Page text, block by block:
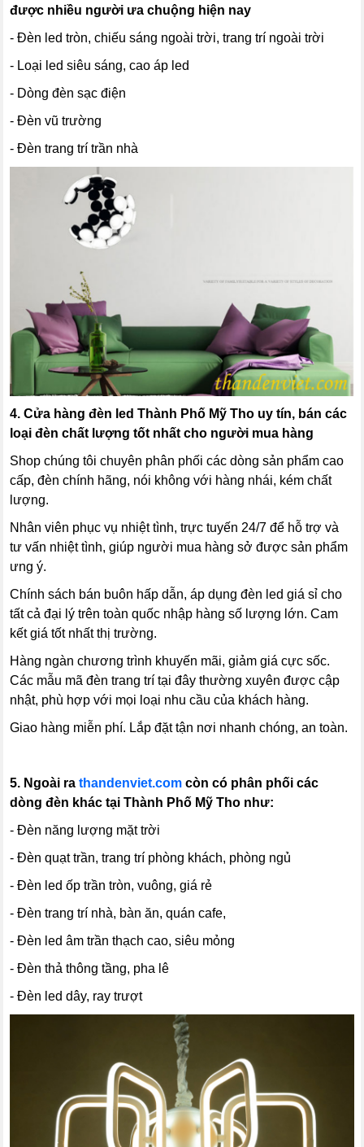
được nhiều người ưa chuộng hiện nay
- Đèn led tròn, chiếu sáng ngoài trời, trang trí ngoài trời
- Loại led siêu sáng, cao áp led
- Dòng đèn sạc điện
- Đèn vũ trường
- Đèn trang trí trần nhà
4. Cửa hàng đèn led Thành Phố Mỹ Tho uy tín, bán các
loại đèn chất lượng tốt nhất cho người mua hàng
Shop chúng tôi chuyên phân phối các dòng sản phẩm cao
cấp, đèn chính hãng, nói không với hàng nhái, kém chất
lượng.
Nhân viên phục vụ nhiệt tình, trực tuyến 24/7 để hỗ trợ và
tư vấn nhiệt tình, giúp người mua hàng sở được sản phẩm
ưng ý.
Chính sách bán buôn hấp dẫn, áp dụng đèn led giá sỉ cho
tất cả đại lý trên toàn quốc nhập hàng số lượng lớn. Cam
kết giá tốt nhất thị trường.
Hàng ngàn chương trình khuyến mãi, giảm giá cực sốc.
Các mẫu mã đèn trang trí tại đây thường xuyên được cập
nhật, phù hợp với mọi loại nhu cầu của khách hàng.
Giao hàng miễn phí. Lắp đặt tận nơi nhanh chóng, an toàn.
5. Ngoài rathandenviet.com còn có phân phối các
dòng đèn khác tại Thành Phố Mỹ Tho như:
- Đèn năng lượng mặt trời
- Đèn quạt trần, trang trí phòng khách, phòng ngủ
- Đèn led ốp trần tròn, vuông, giá rẻ
- Đèn trang trí nhà, bàn ăn, quán cafe,
- Đèn led âm trần thạch cao, siêu mỏng
- Đèn thả thông tầng, pha lê
- Đèn led dây, ray trượt